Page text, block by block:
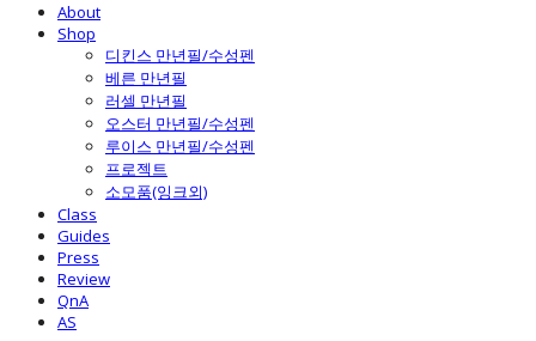
About
Shop
디킨스 만년필/수성펜
베른 만년필
러셀 만년필
오스터 만년필/수성펜
루이스 만년필/수성펜
프로젝트
소모품(잉크외)
Class
Guides
Press
Review
QnA
AS